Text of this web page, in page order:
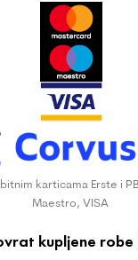
karticama Erste i
Maestro, VISA
kupljene robe